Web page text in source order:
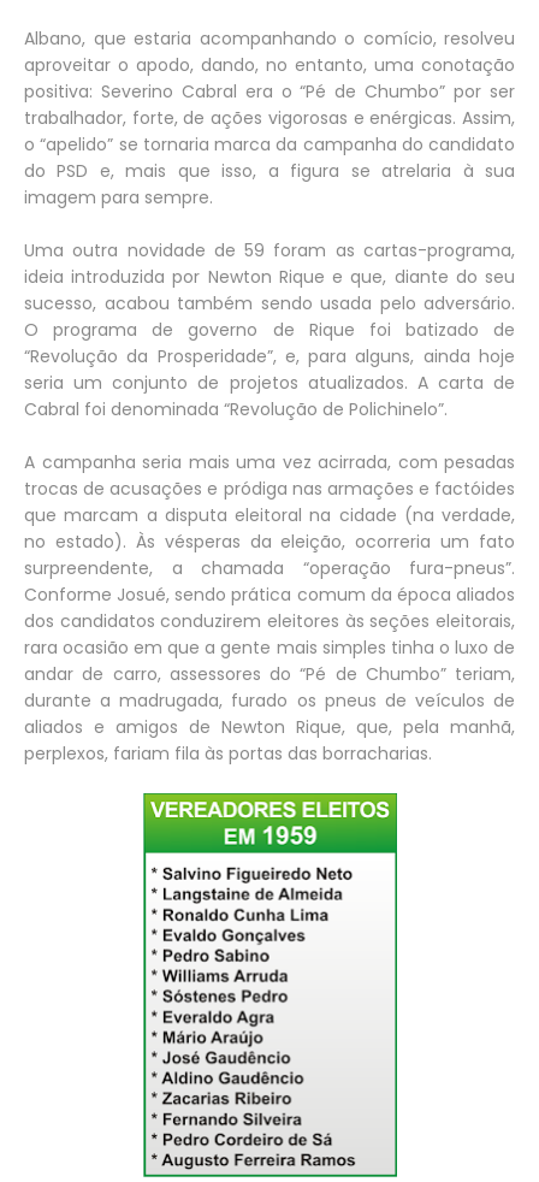
Albano, que estaria acompanhando o comício, resolveu
aproveitar o apodo, dando, no entanto, uma conotação
positiva: Severino Cabral era o “Pé de Chumbo” por ser
trabalhador, forte, de ações vigorosas e enérgicas. Assim,
o “apelido” se tornaria marca da campanha do candidato
do PSD e, mais que isso, a figura se atrelaria à sua
imagem para sempre.
Uma outra novidade de 59 foram as cartas-programa,
ideia introduzida por Newton Rique e que, diante do seu
sucesso, acabou também sendo usada pelo adversário.
O programa de governo de Rique foi batizado de
“Revolução da Prosperidade”, e, para alguns, ainda hoje
seria um conjunto de projetos atualizados. A carta de
Cabral foi denominada “Revolução de Polichinelo”.
A campanha seria mais uma vez acirrada, com pesadas
trocas de acusações e pródiga nas armações e factóides
que marcam a disputa eleitoral na cidade (na verdade,
no estado). Às vésperas da eleição, ocorreria um fato
surpreendente, a chamada “operação fura-pneus”.
Conforme Josué, sendo prática comum da época aliados
dos candidatos conduzirem eleitores às seções eleitorais,
rara ocasião em que a gente mais simples tinha o luxo de
andar de carro, assessores do “Pé de Chumbo” teriam,
durante a madrugada, furado os pneus de veículos de
aliados e amigos de Newton Rique, que, pela manhã,
perplexos, fariam fila às portas das borracharias.